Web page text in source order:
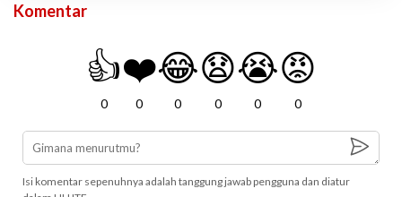
Komentar
👍
0
❤️
0
😂
0
😧
0
😭
0
😡
0
Isi komentar sepenuhnya adalah tanggung jawab pengguna dan diatur